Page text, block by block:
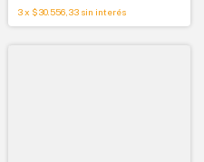
3 x $30.556,33 sin interés